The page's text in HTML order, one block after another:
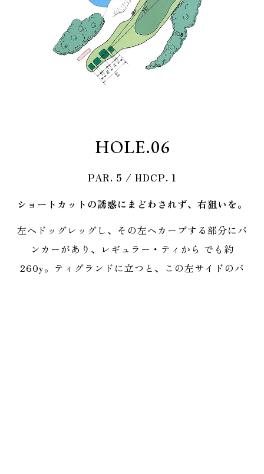
HOLE.06
PAR. 5 / HDCP. 1
ショートカットの誘惑にまどわされず、右狙いを。
左へドッグレッグし、その左へカーブする部分にバ
ンカーがあり、レギュラー・ティから でも約
260y。ティグランドに立つと、この左サイドのバ